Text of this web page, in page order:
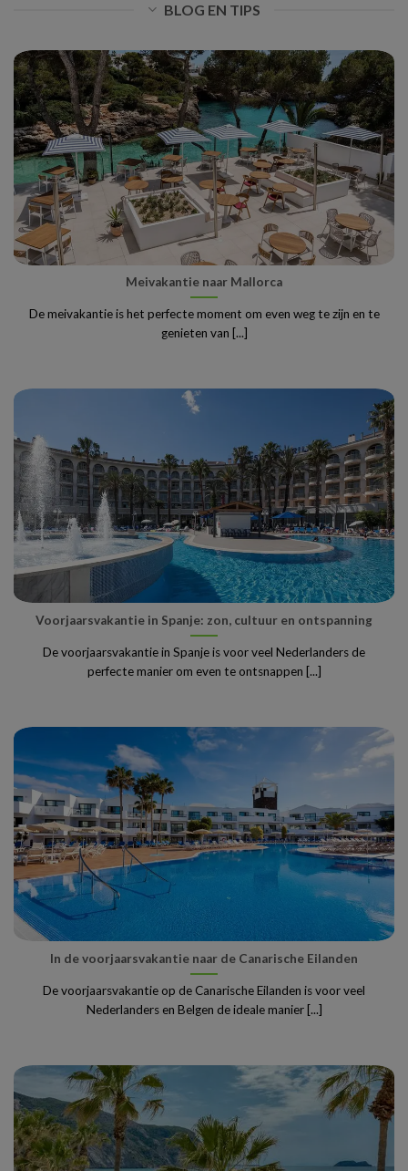
BLOG EN TIPS
Meivakantie naar Mallorca
De meivakantie is het perfecte moment om even weg te zijn en te
genieten van [...]
Voorjaarsvakantie in Spanje: zon, cultuur en ontspanning
De voorjaarsvakantie in Spanje is voor veel Nederlanders de
perfecte manier om even te ontsnappen [...]
In de voorjaarsvakantie naar de Canarische Eilanden
De voorjaarsvakantie op de Canarische Eilanden is voor veel
Nederlanders en Belgen de ideale manier [...]